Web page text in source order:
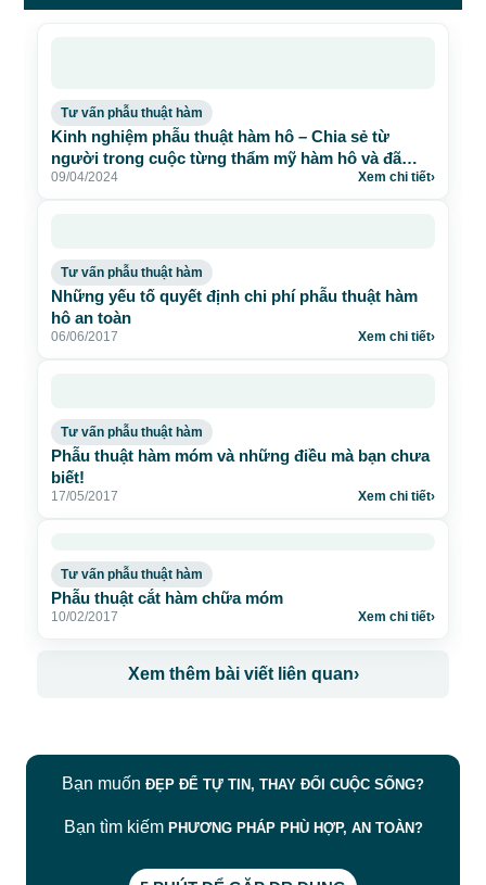
Tư vấn phẫu thuật hàm
Kinh nghiệm phẫu thuật hàm hô – Chia sẻ từ
người trong cuộc từng thẩm mỹ hàm hô và đã
thành công
09/04/2024 Xem chi tiết›
Tư vấn phẫu thuật hàm
Những yếu tố quyết định chi phí phẫu thuật hàm
hô an toàn
06/06/2017 Xem chi tiết›
Tư vấn phẫu thuật hàm
Phẫu thuật hàm móm và những điều mà bạn chưa
biết!
17/05/2017 Xem chi tiết›
Tư vấn phẫu thuật hàm
Phẫu thuật cắt hàm chữa móm
10/02/2017 Xem chi tiết›
Xem thêm bài viết liên quan›
Bạn muốn ĐẸP ĐỂ TỰ TIN, THAY ĐỔI CUỘC SỐNG?
Bạn tìm kiếm PHƯƠNG PHÁP PHÙ HỢP, AN TOÀN?